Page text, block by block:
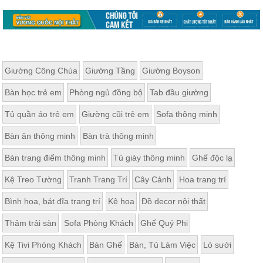
Giường Công Chúa Giường Tầng Giường Boyson
Bàn học trẻ em Phòng ngủ đồng bộ Tab đầu giường
Tủ quần áo trẻ em Giường cũi trẻ em Sofa thông minh
Bàn ăn thông minh Bàn trà thông minh
Bàn trang điểm thông minh Tủ giày thông minh Ghế độc lạ
Kệ Treo Tường Tranh Trang Trí Cây Cảnh Hoa trang trí
Bình hoa, bát đĩa trang trí Kệ hoa Đồ decor nội thất
Thảm trải sàn Sofa Phòng Khách Ghế Quý Phi
Kệ Tivi Phòng Khách Bàn Ghế Bàn, Tủ Làm Việc Lò sưởi